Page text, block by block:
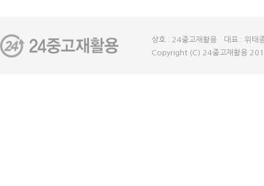
상호 : 24중고재활용 대표 : 위
Copyright (C) 24중고재활용